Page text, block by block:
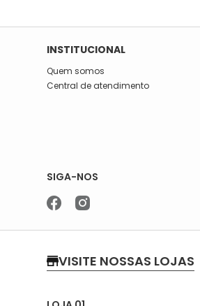
INSTITUCIONAL
Quem somos
Central de atendimento
SIGA-NOS
VISITE NOSSAS LOJAS